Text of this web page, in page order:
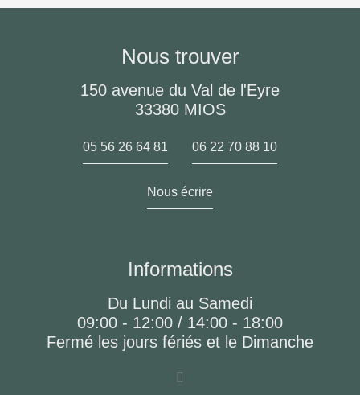
Nous trouver
150 avenue du Val de l'Eyre
33380 MIOS
05 56 26 64 81 06 22 70 88 10
Nous écrire
Informations
Du Lundi au Samedi
09:00 - 12:00 / 14:00 - 18:00
Fermé les jours fériés et le Dimanche